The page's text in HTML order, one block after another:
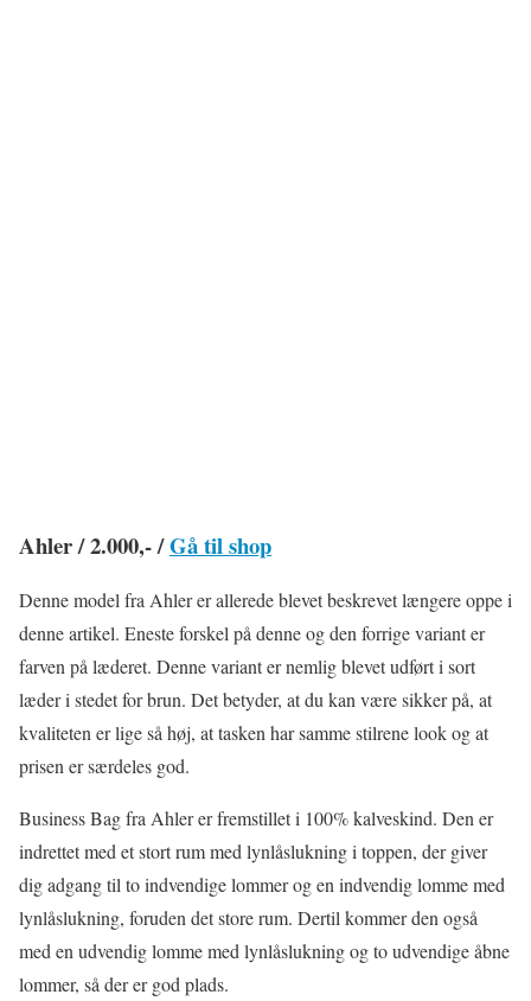
Ahler / 2.000,- /Gå til shop
Denne model fra Ahler er allerede blevet beskrevet længere oppe i
denne artikel. Eneste forskel på denne og den forrige variant er
farven på læderet. Denne variant er nemlig blevet udført i sort
læder i stedet for brun. Det betyder, at du kan være sikker på, at
kvaliteten er lige så høj, at tasken har samme stilrene look og at
prisen er særdeles god.
Business Bag fra Ahler er fremstillet i 100% kalveskind. Den er
indrettet med et stort rum med lynlåslukning i toppen, der giver
dig adgang til to indvendige lommer og en indvendig lomme med
lynlåslukning, foruden det store rum. Dertil kommer den også
med en udvendig lomme med lynlåslukning og to udvendige åbne
lommer, så der er god plads.